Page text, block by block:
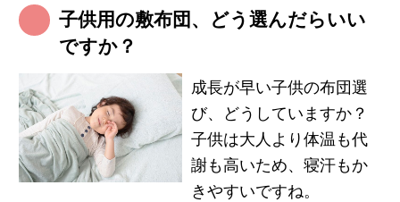
子供用の敷布団、どう選んだらいい
ですか？
成長が早い子供の布団選
び、どうしていますか？
子供は大人より体温も代
謝も高いため、寝汗もか
きやすいですね。